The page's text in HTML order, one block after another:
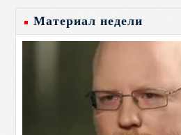
Материал недели